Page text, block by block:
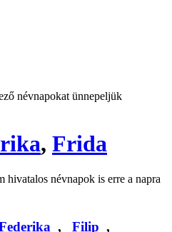
névnapokat ünnepeljük
, Frida
hivatalos névnapok is erre a napra
, Filip ,